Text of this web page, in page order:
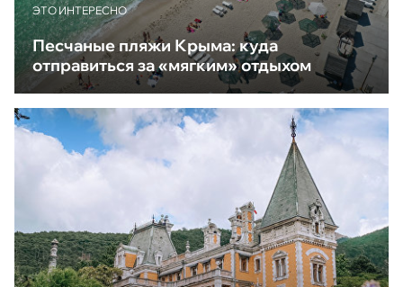
ЭТО ИНТЕРЕСНО
Песчаные пляжи Крыма: куда
отправиться за «мягким» отдыхом